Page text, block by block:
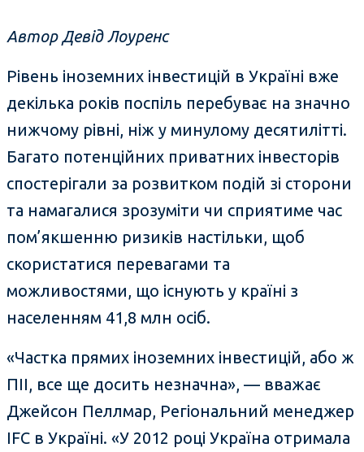
Автор Девід Лоуренс
Рівень іноземних інвестицій в Україні вже
декілька років поспіль перебуває на значно
нижчому рівні, ніж у минулому десятилітті.
Багато потенційних приватних інвесторів
спостерігали за розвитком подій зі сторони
та намагалися зрозуміти чи сприятиме час
пом’якшенню ризиків настільки, щоб
скористатися перевагами та
можливостями, що існують у країні з
населенням 41,8 млн осіб.
«Частка прямих іноземних інвестицій, або ж
ПІІ, все ще досить незначна», — вважає
Джейсон Пеллмар, Регіональний менеджер
IFC в Україні. «У 2012 році Україна отримала